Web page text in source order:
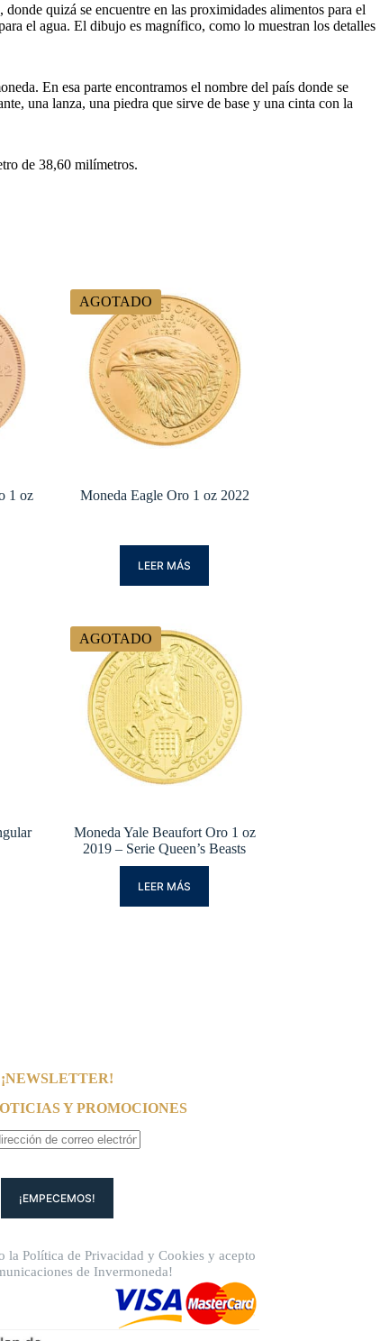
quizá se encuentre en las proximidades alimentos para el
el agua. El dibujo es magnífico, como lo muestran los detalles
En esa parte encontramos el nombre del país donde se
una lanza, una piedra que sirve de base y una cinta con la
de 38,60 milímetros.
1 oz
AGOTADO
Moneda Eagle Oro 1 oz 2022
LEER MÁS
AGOTADO
Moneda Yale Beaufort Oro 1 oz
2019 – Serie Queen’s Beasts
LEER MÁS
¡NEWSLETTER!
Y PROMOCIONES
laPolítica de Privacidad yCookies y acepto
de Invermoneda!